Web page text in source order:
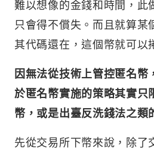
難以想像的金錢和時間，此
只會得不償失。而且就算某
其代碼還在，這個幣就可以
因無法從技術上管控匿名幣
於匿名幣實施的策略其實只
幣，或是出臺反洗錢法之類
先從交易所下幣來說，除了